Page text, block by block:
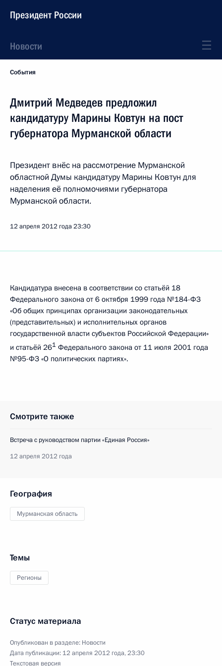
Президент России
Новости
События
Дмитрий Медведев предложил
кандидатуру Марины Ковтун на пост
губернатора Мурманской области
Президент внёс на рассмотрение Мурманской
областной Думы кандидатуру Марины Ковтун для
наделения её полномочиями губернатора
Мурманской области.
12 апреля 2012 года23:30
Кандидатура внесена в соответствии со статьёй 18
Федерального закона от 6 октября 1999 года №184-ФЗ
«Об общих принципах организации законодательных
(представительных) и исполнительных органов
государственной власти субъектов Российской Федерации»
и статьёй 261 Федерального закона от 11 июля 2001 года
№95-ФЗ «О политических партиях».
Смотрите также
Встреча с руководством партии «Единая Россия»
12 апреля 2012 года
География
Мурманская область
Темы
Регионы
Статус материала
Опубликован в разделе: Новости
Дата публикации: 12 апреля 2012 года, 23:30
Текстовая версия